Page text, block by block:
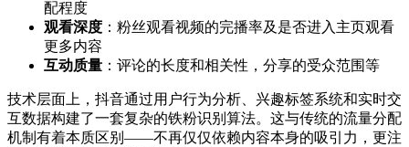
配程度
观看深度 ：粉丝观看视频的完播率及是否进入主页观看
更多内容
互动质量 ：评论的长度和相关性，分享的受众范围等
技术层面上，抖音通过用户行为分析、兴趣标签系统和实时交
互数据构建了一套复杂的铁粉识别算法。这与传统的流量分配
机制有着本质区别——不再仅仅依赖内容本身的吸引力，更注